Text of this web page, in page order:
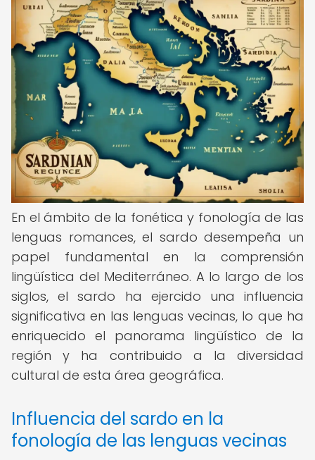
En el ámbito de la fonética y fonología de las
lenguas romances, el sardo desempeña un
papel fundamental en la comprensión
lingüística del Mediterráneo. A lo largo de los
siglos, el sardo ha ejercido una influencia
significativa en las lenguas vecinas, lo que ha
enriquecido el panorama lingüístico de la
región y ha contribuido a la diversidad
cultural de esta área geográfica.
Influencia del sardo en la
fonología de las lenguas vecinas